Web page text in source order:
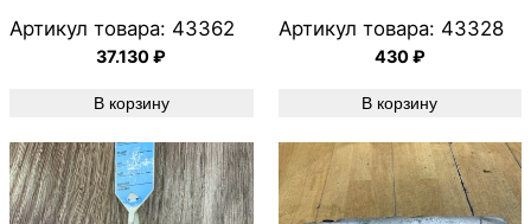
Артикул товара: 43362
37.130₽
В корзину
Артикул товара: 43328
430₽
В корзину